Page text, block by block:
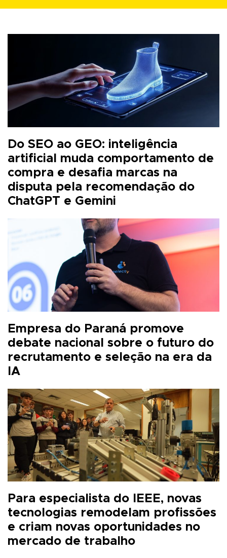
Do SEO ao GEO: inteligência
artificial muda comportamento de
compra e desafia marcas na
disputa pela recomendação do
ChatGPT e Gemini
Empresa do Paraná promove
debate nacional sobre o futuro do
recrutamento e seleção na era da
IA
Para especialista do IEEE, novas
tecnologias remodelam profissões
e criam novas oportunidades no
mercado de trabalho